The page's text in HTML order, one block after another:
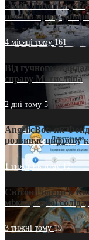
«Кейс Тихона» у
оголив кризу
4 місяці тому161
Від гучного
справу Мстислава
2 дні тому 5
AngelicBot: як
розвиває цифрову
1 тиждень тому12
Світові лідери в
міжнародної
3 тижні тому19